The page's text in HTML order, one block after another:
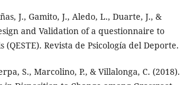
J., Gamito, J., Aledo, L., Duarte, J., &
and Validation of a questionnaire to
(QESTE). Revista de Psicología del Deporte.
S., Marcolino, P., & Villalonga, C. (2018).